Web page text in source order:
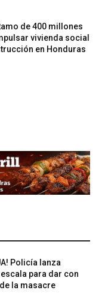
de 400 millones
vivienda social
en Honduras
Policía lanza
para dar con
la masacre